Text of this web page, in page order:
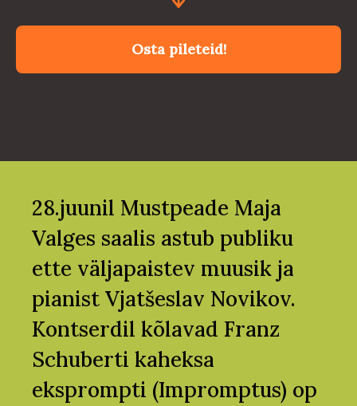
Osta pileteid!
28.juunil Mustpeade Maja
Valges saalis astub publiku
ette väljapaistev muusik ja
pianist Vjatšeslav Novikov.
Kontserdil kõlavad Franz
Schuberti kaheksa
eksprompti (Impromptus) op